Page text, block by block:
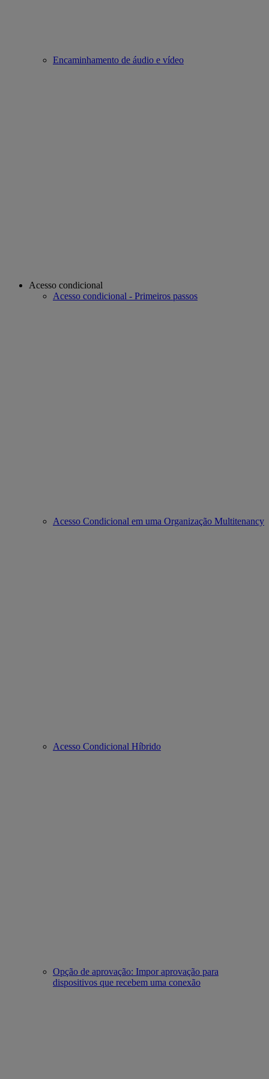
Encaminhamento de áudio e vídeo
Acesso condicional
Acesso condicional - Primeiros passos
Acesso Condicional em uma Organização Multitenancy
Acesso Condicional Híbrido
Opção de aprovação: Impor aprovação para
dispositivos que recebem uma conexão